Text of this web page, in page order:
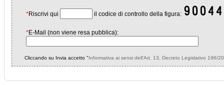
*Riscrivi qui il codice di controllo della figura:
*E-Mail (non viene resa pubblica):
Cliccando su Invia accetto "Informativa ai sensi dell'Art. 13, Decreto Legislativo 196/